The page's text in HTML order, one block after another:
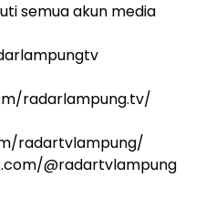
semua akun media
radarlampung.tv/
radartvlampung/
@radartvlampung